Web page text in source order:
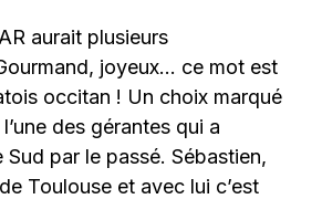
aurait plusieurs
joyeux… ce mot est
occitan ! Un choix marqué
des gérantes qui a
Sud par le passé. Sébastien,
Toulouse et avec lui c’est